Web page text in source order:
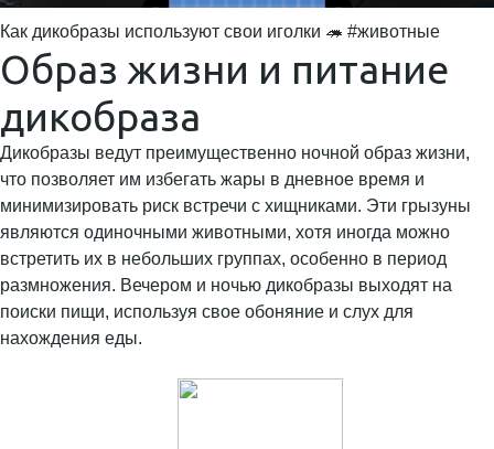
Как дикобразы используют свои иголки 🦔 #животные
Образ жизни и питание
дикобраза
Дикобразы ведут преимущественно ночной образ жизни,
что позволяет им избегать жары в дневное время и
минимизировать риск встречи с хищниками. Эти грызуны
являются одиночными животными, хотя иногда можно
встретить их в небольших группах, особенно в период
размножения. Вечером и ночью дикобразы выходят на
поиски пищи, используя свое обоняние и слух для
нахождения еды.